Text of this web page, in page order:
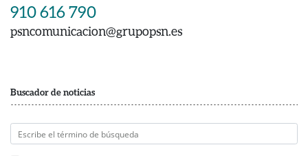
910 616 790
psncomunicacion@grupopsn.es
Buscador de noticias